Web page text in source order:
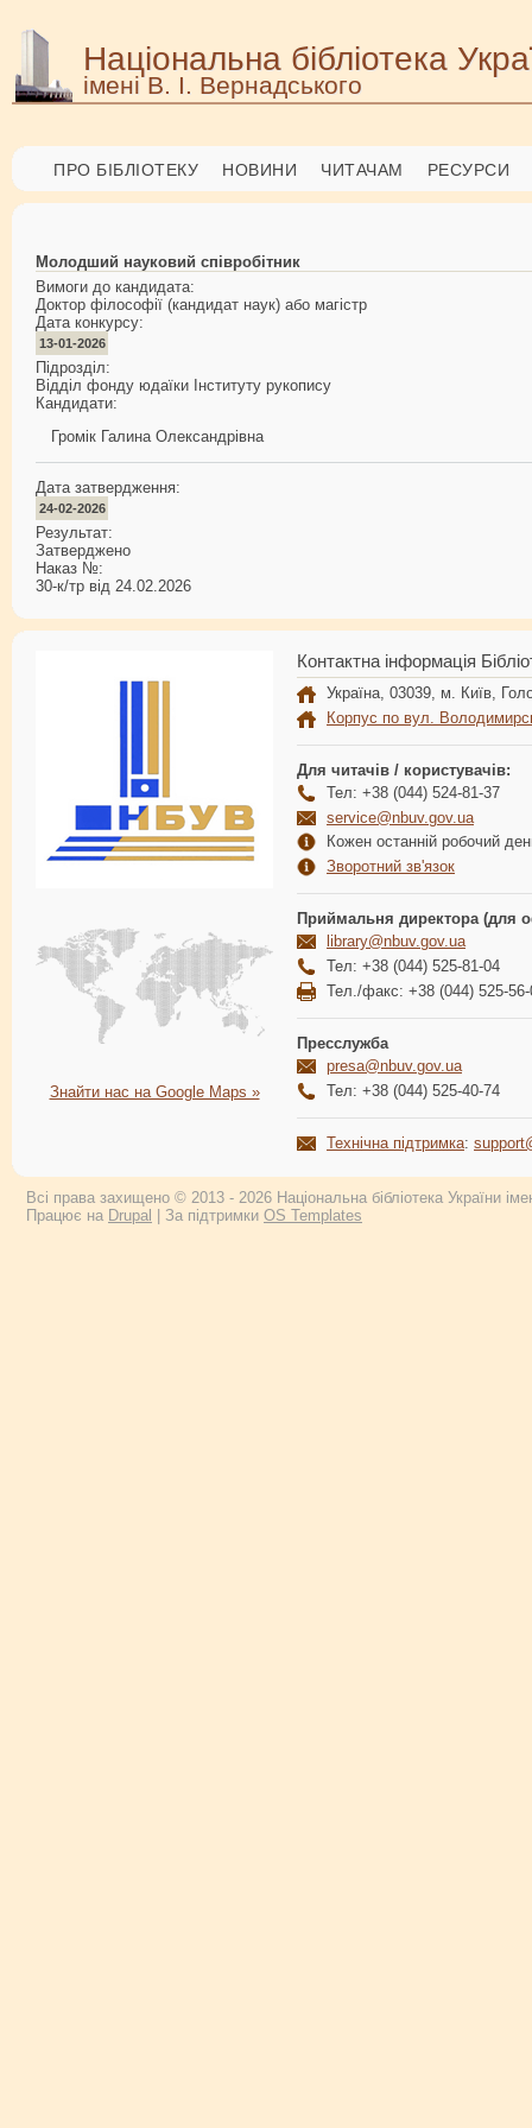
Національна бібліотека
імені В. І. Вернадського
ПРО БІБЛІОТЕКУ НОВИНИ ЧИТАЧАМ РЕСУРСИ
Молодший науковий співробітник
Вимоги до кандидата:
Доктор філософії (кандидат наук) або магістр
Дата конкурсу:
13-01-2026
Підрозділ:
Відділ фонду юдаїки Інституту рукопису
Кандидати:
Громік Галина Олександрівна
Дата затвердження:
24-02-2026
Результат:
Затверджено
Наказ №:
30-к/тр від 24.02.2026
Знайти нас на Google Maps »
Контактна інформація
Україна, 03039, м. Київ,
Корпус по вул.
Для читачів / користувачів:
Тел: +38 (044) 524-81-37
service@nbuv.gov.ua
Кожен останній робочий
Зворотний зв'язок
Приймальня директора (для
library@nbuv.gov.ua
Тел: +38 (044) 525-81-04
Тел./факс: +38 (044) 525-56-
Пресслужба
presa@nbuv.gov.ua
Тел: +38 (044) 525-40-74
Технічна підтримка:
Всі права захищено © 2013 - 2026 Національна бібліотека України
Працює на Drupal | За підтримки OS Templates